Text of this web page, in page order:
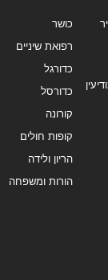
כושר
רפואת שיניים
כדורגל
כדורסל
קורונה
קופות חולים
הריון ולידה
הורות ומשפחה